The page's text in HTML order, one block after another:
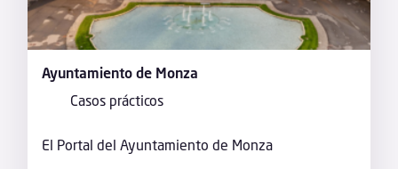
Ayuntamiento de Monza
Casos prácticos
El Portal del Ayuntamiento de Monza